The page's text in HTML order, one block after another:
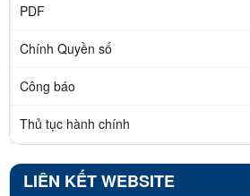
PDF
Chính Quyền số
Công báo
Thủ tục hành chính
LIÊN KẾT WEBSITE